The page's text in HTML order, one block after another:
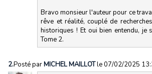
Bravo monsieur l'auteur pour ce
rêve et réalité, couplé de
historiques ! Et oui bien entendu, je
Tome 2.
2.Posté parMICHEL MAILLOTle 07/02/2025